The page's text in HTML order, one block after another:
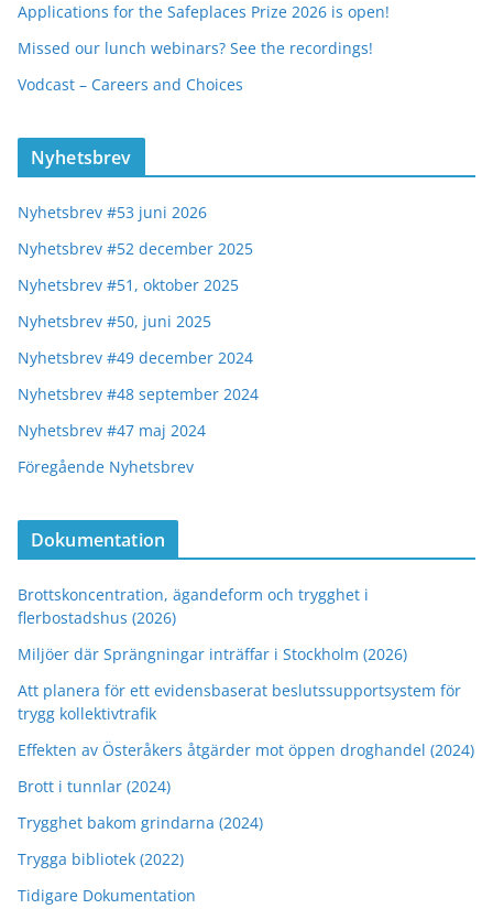
Applications for the Safeplaces Prize 2026 is open!
Missed our lunch webinars? See the recordings!
Vodcast – Careers and Choices
Nyhetsbrev
Nyhetsbrev #53 juni 2026
Nyhetsbrev #52 december 2025
Nyhetsbrev #51, oktober 2025
Nyhetsbrev #50, juni 2025
Nyhetsbrev #49 december 2024
Nyhetsbrev #48 september 2024
Nyhetsbrev #47 maj 2024
Föregående Nyhetsbrev
Dokumentation
Brottskoncentration, ägandeform och trygghet i
flerbostadshus (2026)
Miljöer där Sprängningar inträffar i Stockholm (2026)
Att planera för ett evidensbaserat beslutssupportsystem för
trygg kollektivtrafik
Effekten av Österåkers åtgärder mot öppen droghandel (2024)
Brott i tunnlar (2024)
Trygghet bakom grindarna (2024)
Trygga bibliotek (2022)
Tidigare Dokumentation